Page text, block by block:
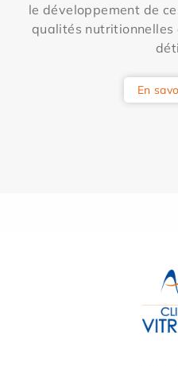
le développement de
qualités nutritionnelles
En